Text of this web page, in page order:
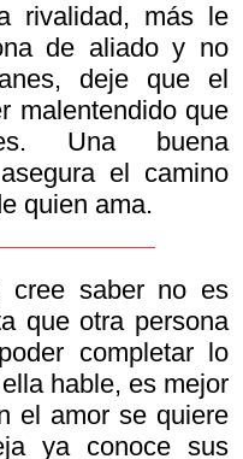
rivalidad, más le
de aliado y no
deje que el
malentendido que
Una buena
el camino
quien ama.
cree saber no es
que otra persona
completar lo
hable, es mejor
el amor se quiere
ya conoce sus